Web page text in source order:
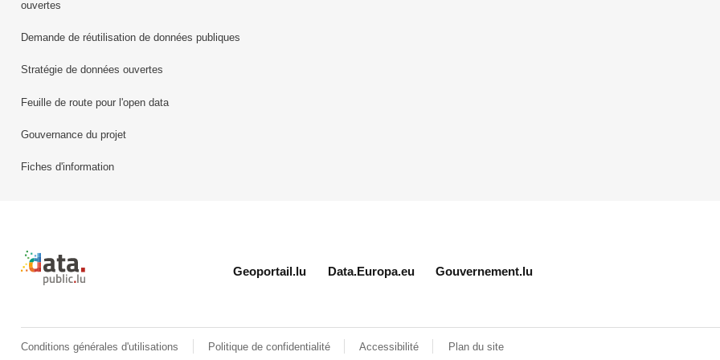
ouvertes
Demande de réutilisation de données publiques
Stratégie de données ouvertes
Feuille de route pour l'open data
Gouvernance du projet
Fiches d'information
Retour à l'accueil de data.public.lu
Geoportail.lu Data.Europa.eu Gouvernement.lu
Conditions générales d'utilisations Politique de confidentialité Accessibilité Plan du site